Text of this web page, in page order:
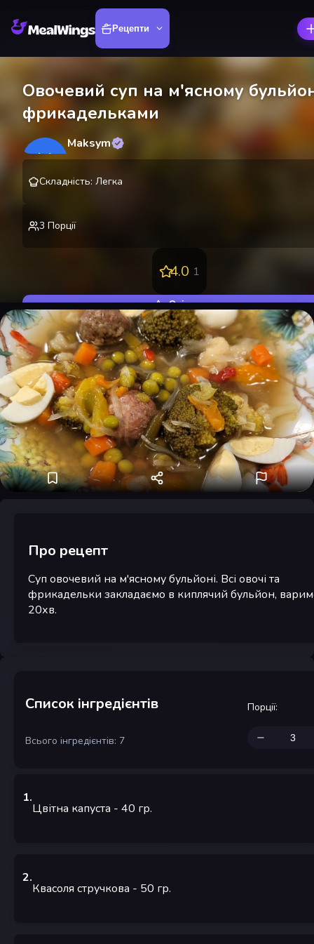
Рецепти
Овочевий суп на м'ясному
фрикадельками
M
Maksym
Складність: Легка
3 Порції
4.0 1
Оцінити
Про рецепт
Суп овочевий на м'ясному бульйоні. Всі овочі та
фрикадельки закладаємо в киплячий бульйон,
20хв.
Список інгредієнтів
Всього інгредієнтів: 7
Порції:
1.
Цвітна капуста - 40 гр.
2.
Квасоля стручкова - 50 гр.